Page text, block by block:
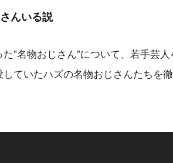
んいる説
”名物おじさん”について、若手芸
ていたハズの名物おじさんたちを